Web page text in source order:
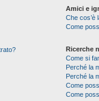
Amici e
Che cos’è
Come
Ricerche
Come si
Perché la
Perché la
Come
Come